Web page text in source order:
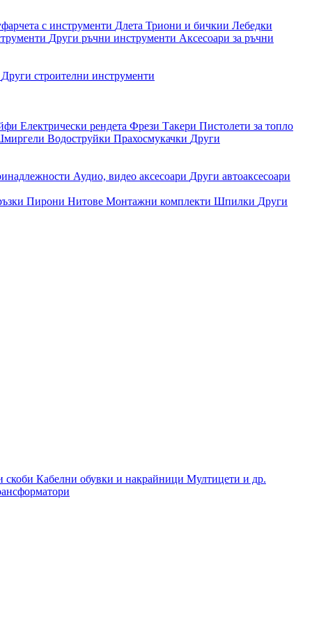
с инструменти Длета Триони и бичкии Лебедки
Други ръчни инструменти Аксесоари за ръчни
Други строителни инструменти
Електрически рендета Фрези Такери Пистолети за топло
Водоструйки Прахосмукачки Други
Аудио, видео аксесоари Други автоаксесоари
Пирони Нитове Монтажни комплекти Шпилки Други
скоби Кабелни обувки и накрайници Мултицети и др.